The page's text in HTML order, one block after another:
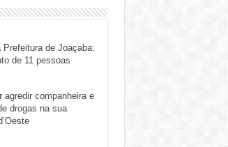
de Joaçaba:
de 11 pessoas
agredir companheira e
drogas na sua